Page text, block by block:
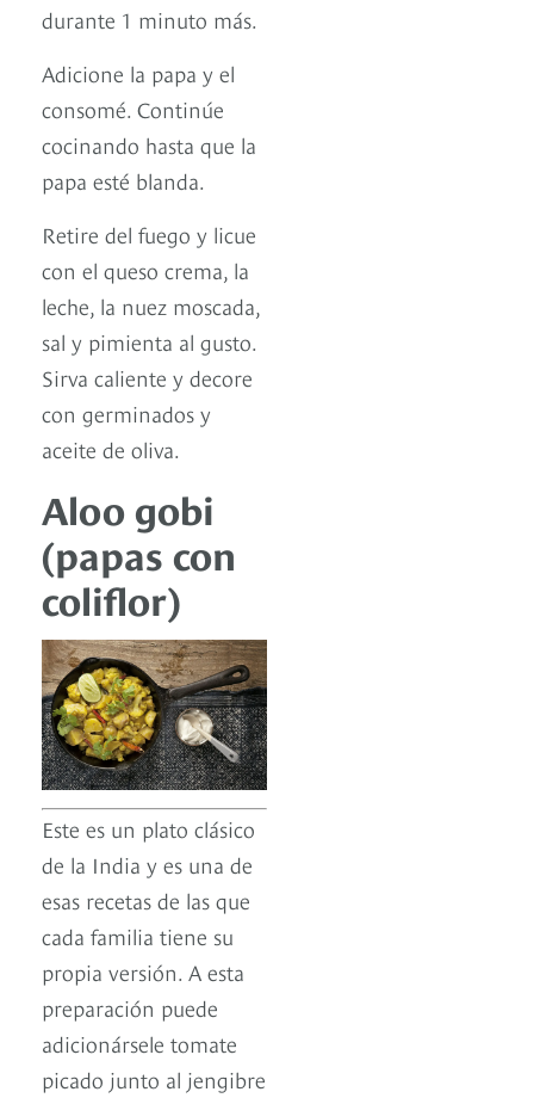
durante 1 minuto más.
Adicione la papa y el
consomé. Continúe
cocinando hasta que la
papa esté blanda.
Retire del fuego y licue
con el queso crema, la
leche, la nuez moscada,
sal y pimienta al gusto.
Sirva caliente y decore
con germinados y
aceite de oliva.
Aloo gobi
(papas con
coliflor)
Este es un plato clásico
de la India y es una de
esas recetas de las que
cada familia tiene su
propia versión. A esta
preparación puede
adicionársele tomate
picado junto al jengibre